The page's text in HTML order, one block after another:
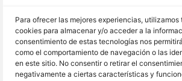
Para ofrecer las mejores experiencias,
cookies para almacenar y/o acceder a la
consentimiento de estas tecnologías nos
como el comportamiento de navegación o las
en este sitio. No consentir o retirar el
negativamente a ciertas características y
SALA DE PRENSA
Noticias Cámara
Sala de prensa
Hemeroteca